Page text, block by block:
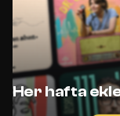
Her hafta